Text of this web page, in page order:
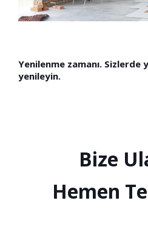
Yenilenme zamanı. Sizlerde
yenileyin.
Bize
Hemen